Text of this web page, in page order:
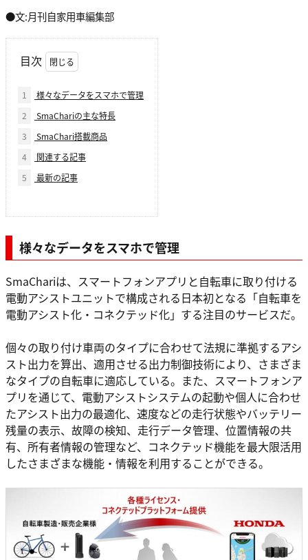
●文:月刊自家用車編集部
目次
1
様々なデータをスマホで管理
2
SmaChariの主な特長
3
SmaChari搭載商品
4
関連する記事
5
最新の記事
様々なデータをスマホで管理
SmaChariは、スマートフォンアプリと自転車に取り付ける
電動アシストユニットで構成される日本初となる「自転車を
電動アシスト化・コネクテッド化」する注目のサービスだ。
個々の取り付け車両のタイプに合わせて法規に準拠するアシ
スト出力を算出、適用させる出力制御技術により、さまざま
なタイプの自転車に適応している。また、スマートフォンア
プリを通じて、電動アシストシステムの起動や個人に合わせ
たアシスト出力の最適化、速度などの走行状態やバッテリー
残量の表示、故障の検知、走行データ管理、位置情報の共
有、所有者情報の管理など、コネクテッド機能を最大限活用
したさまざまな機能・情報を利用することができる。